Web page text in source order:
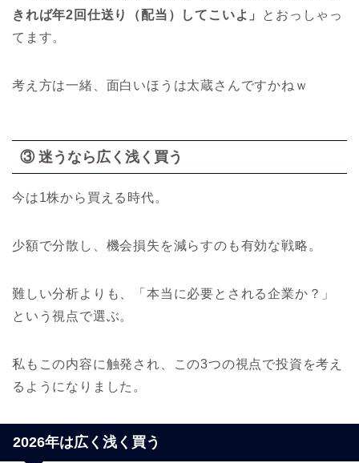
きれば年2回仕送り（配当）してこいよ」
とおっしゃっ
てます。
考え方は一緒、面白いほうは太蔵さんですかねｗ
③ 迷うなら広く浅く買う
今は1株から買える時代。
少額で分散し、機会損失を減らすのも有効な戦略。
難しい分析よりも、「本当に必要とされる企業か？」
という視点で選ぶ。
私もこの内容に触発され、この3つの視点で投資を考え
るようになりました。
2026年は広く浅く買う